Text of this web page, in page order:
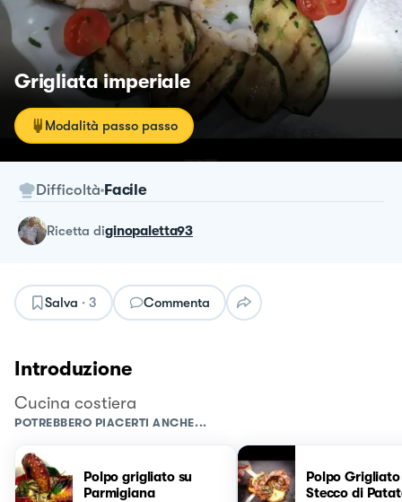
Grigliata imperiale
Modalità passo passo
Difficoltà Facile
ricetta diginopaletta93
Salva · 3 Commenta
Introduzione
Cucina costiera
POTREBBERO PIACERTI ANCHE...
Polpo grigliato su
Parmigiana
Polpo Grigliato
Stecco di